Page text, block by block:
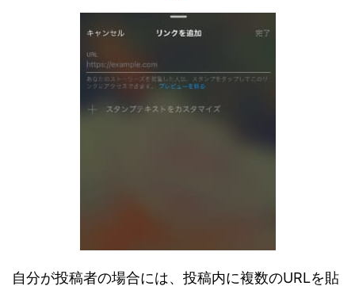
自分が投稿者の場合には、投稿内に複数のURLを貼